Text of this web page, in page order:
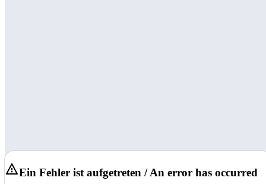
Ein Fehler ist aufgetreten / An error has occurred